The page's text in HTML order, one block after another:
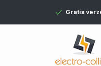
Gratis